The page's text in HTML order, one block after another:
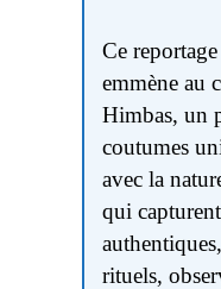
Ce
emmène au
Himbas, un
coutumes
avec la
qui
rituels,